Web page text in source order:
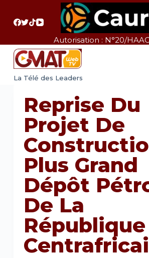
a
Autorisation : N°20/
La Télé des Leaders
Reprise Du
Projet De
Plus Grand
Dépôt
De La
République